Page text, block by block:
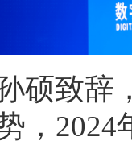
硕致辞
，2024